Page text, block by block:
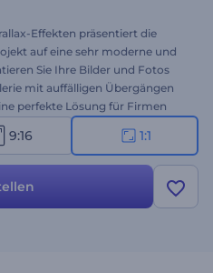
Effekten präsentiert die
auf eine sehr moderne und
Sie Ihre Bilder und Fotos
mit auffälligen Übergängen
perfekte Lösung für Firmen
Werbung, persönliche
und viele weiteren
Sie Musik hinzu und in
9:16 1:1